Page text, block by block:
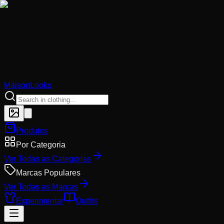
MaisonLooks
Produtos
Por Categoria
Ver Todas as Categorias
Marcas Populares
Ver Todas as Marcas
Experimentar
Outfits